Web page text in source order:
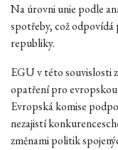
Na úrovni unie podle
spotřeby, což
republiky.
EGU v této souvislosti
opatření pro
Evropská komise
nezajistí
změnami politik